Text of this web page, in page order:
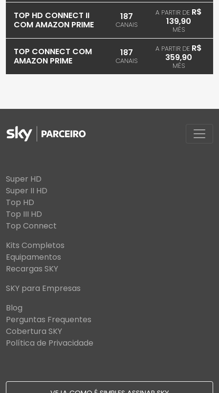
TOP HD CONNECT II
COM AMAZON PRIME
187
CANAIS
A PARTIR DE R$
139,90
MÊS
TOP CONNECT COM
AMAZON PRIME
187
CANAIS
A PARTIR DE R$
359,90
MÊS
Super HD
Super II HD
Top HD
Top III HD
Top Connect
Kits Completos
Equipamentos
Recargas SKY
SKY para Empresas
Blog
Perguntas Frequentes
Cobertura SKY
Política de Privacidade